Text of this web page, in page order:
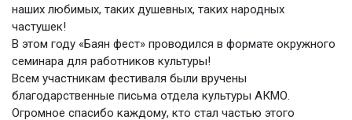
наших любимых, таких душевных, таких народных
частушек!
В этом году «Баян фест» проводился в формате окружного
семинара для работников культуры!
Всем участникам фестиваля были вручены
благодарственные письма отдела культуры АКМО.
Огромное спасибо каждому, кто стал частью этого